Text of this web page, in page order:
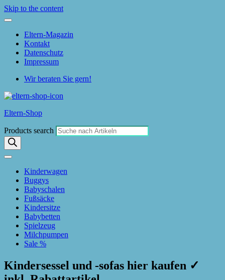
Skip to the content
Eltern-Magazin
Kontakt
Datenschutz
Impressum
Wir beraten Sie gern!
Eltern-Shop
Products search
Kinderwagen
Buggys
Babyschalen
Fußsäcke
Kindersitze
Babybetten
Spielzeug
Milchpumpen
Sale %
Kindersessel und -sofas hier kaufen ✓